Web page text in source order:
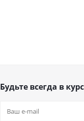
Будьте всегда в